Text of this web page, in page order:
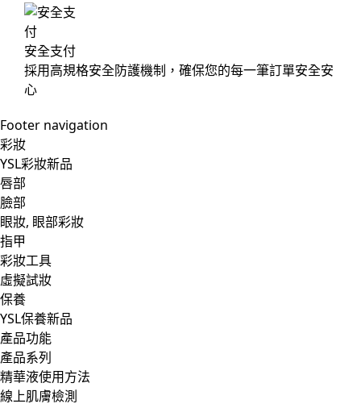
安全支付
採用高規格安全防護機制，確保您的每一筆訂單安全安
心
Footer navigation
彩妝
YSL彩妝新品
唇部
臉部
眼妝, 眼部彩妝
指甲
彩妝工具
虛擬試妝
保養
YSL保養新品
產品功能
產品系列
精華液使用方法
線上肌膚檢測